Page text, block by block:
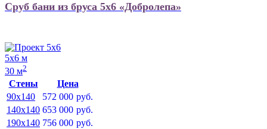
Сруб бани из бруса 5х6 «Добролепа»
5х6 м
30 м2
Стены
Цена
90x140
572 000 руб.
140x140 653 000 руб.
190x140 756 000 руб.